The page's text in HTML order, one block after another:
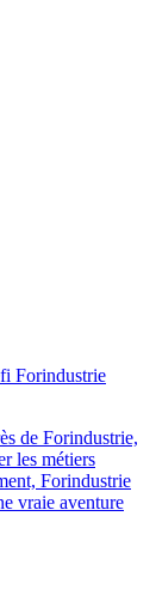
Forindustrie
de Forindustrie,
les métiers
Forindustrie
vraie aventure